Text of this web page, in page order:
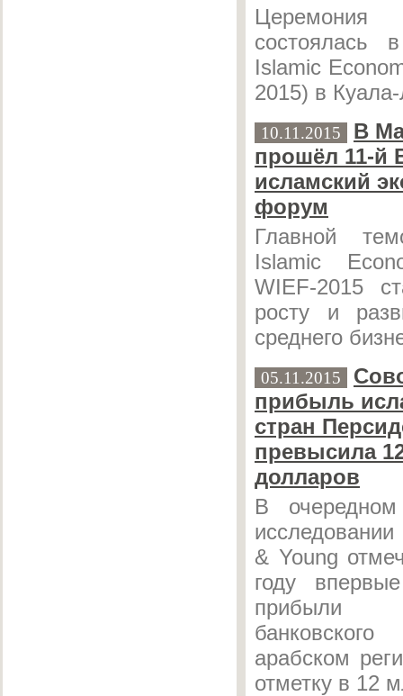
состоялась
Islamic
2015) в
10.11.2015
В
прошёл 11-й
исламский
форум
Главной
Islamic
WIEF-2015
росту и
среднего
05.11.2015
прибыль
стран
превысила
долларов
В очередном
& Young
году
прибыли
арабском
отметку в 12